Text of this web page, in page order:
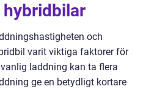
hybridbilar
och
varit viktiga faktorer för
laddning kan ta flera
ge en betydligt kortare